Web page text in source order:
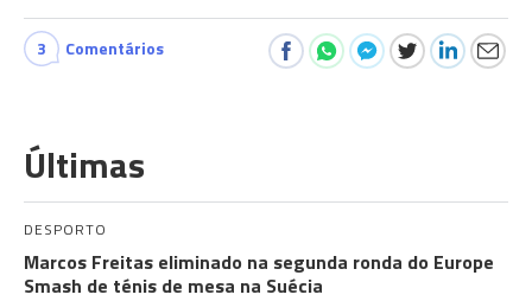
3 Comentários
Últimas
DESPORTO
Marcos Freitas eliminado na segunda ronda do Europe
Smash de ténis de mesa na Suécia